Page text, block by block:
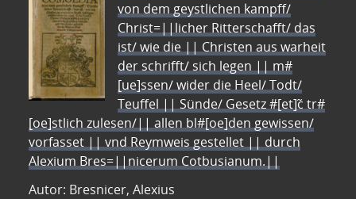
von dem geystlichen kampff/
Christ=||licher Ritterschafft/ das
ist/ wie die || Christen aus warheit
der schrifft/ sich legen || m#
[ue]ssen/ wider die Heel/ Todt/
Teuffel || Sünde/ Gesetz #[et]c̃ tr#
[oe]stlich zulesen/|| allen bl#[oe]den gewissen/
vorfasset || vnd Reymweis gestellet || durch
Alexium Bres=||nicerum Cotbusianum.||
Autor: Bresnicer, Alexius